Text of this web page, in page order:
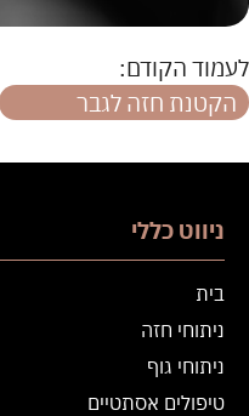
לעמוד הקודם:
הקטנת חזה לגבר
ניווט כללי
בית
ניתוחי חזה
ניתוחי גוף
טיפולים אסתטיים